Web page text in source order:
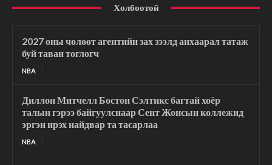
Холбоотой
2027 оны чөлөөт агентийн зах зээлд анхаарал татаж
буй таван тоглогч
NBA
Диллон Митчелл Бостон Сэлтикс багтай хоёр
талын гэрээ байгуулснаар Сент Жонсын коллежид
эргэн ирэх найдвар та тасарлаа
NBA